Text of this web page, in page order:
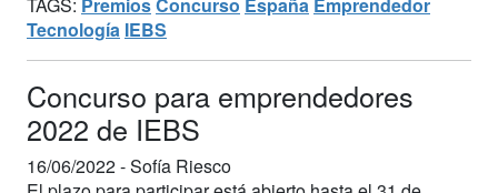
Tecnología IEBS
Concurso para emprendedores
2022 de IEBS
16/06/2022 -Sofía Riesco